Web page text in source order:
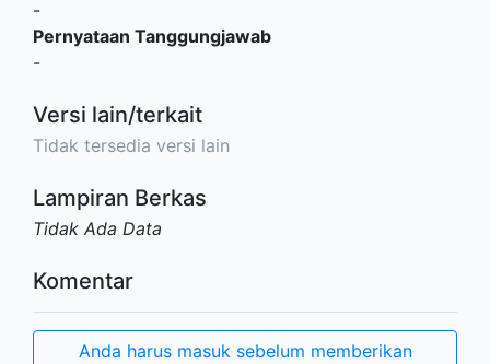
-
Pernyataan Tanggungjawab
-
Versi lain/terkait
Tidak tersedia versi lain
Lampiran Berkas
Tidak Ada Data
Komentar
Anda harus masuk sebelum memberikan